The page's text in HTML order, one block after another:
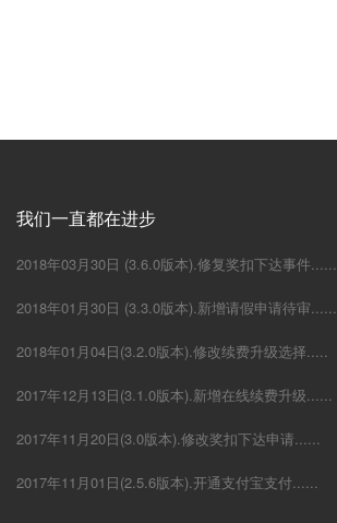
我们一直都在进步
2018年03月30日 (3.6.0版本).修复奖扣下达事件......
2018年01月30日 (3.3.0版本).新增请假申请待审......
2018年01月04日(3.2.0版本).修改续费升级选择.....
2017年12月13日(3.1.0版本).新增在线续费升级......
2017年11月20日(3.0版本).修改奖扣下达申请......
2017年11月01日(2.5.6版本).开通支付宝支付......